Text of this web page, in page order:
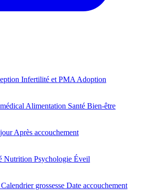
Infertilité et PMA Adoption
Alimentation Santé Bien-être
Après accouchement
Nutrition Psychologie Éveil
Calendrier grossesse Date accouchement